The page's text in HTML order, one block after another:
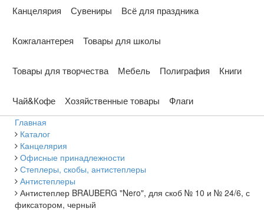
Канцелярия Сувениры Всё для праздника
Кожгалантерея Товары для школы
Товары для творчества Мебель Полиграфия Книги
Чай&Кофе Хозяйственные товары Флаги
Главная
Каталог
Канцелярия
Офисные принадлежности
Степлеры, скобы, антистеплеры
Антистеплеры
Антистеплер BRAUBERG "Nero", для скоб № 10 и № 24/6, с
фиксатором, черный